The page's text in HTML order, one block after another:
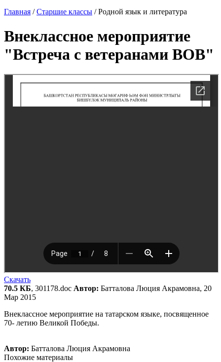
Главная /Старшие классы /Родной язык и литература
Внеклассное мероприятие
"Встреча с ветеранами ВОВ"
Скачать
70.5 КБ, 301178.doc Автор: Батталова Люция Акрамовна, 20
Мар 2015
Внеклассное мероприятие на татарском языке, посвященное
70- летию Великой Победы.
Автор: Батталова Люция Акрамовна
Похожие материалы